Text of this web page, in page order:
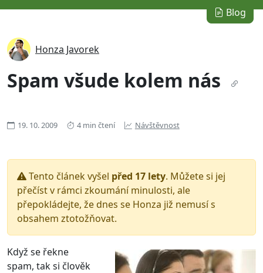
Blog
Honza Javorek
Spam všude kolem nás
19. 10. 2009 4 min čtení Návštěvnost
Tento článek vyšel před 17 lety. Můžete si jej
přečíst v rámci zkoumání minulosti, ale
přepokládejte, že dnes se Honza již nemusí s
obsahem ztotožňovat.
Když se řekne
spam, tak si člověk